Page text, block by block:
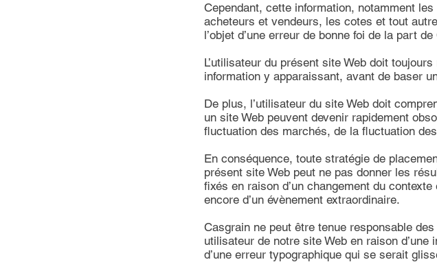
Cependant, cette information, notamment
acheteurs et vendeurs, les cotes et tout
l’objet d’une erreur de bonne foi de la part
L’utilisateur du présent site Web doit
information y apparaissant, avant de baser
De plus, l’utilisateur du site Web doit
un site Web peuvent devenir rapidement
fluctuation des marchés, de la fluctuation
En conséquence, toute stratégie de
présent site Web peut ne pas donner les
fixés en raison d’un changement du
encore d’un évènement extraordinaire.
Casgrain ne peut être tenue responsable
utilisateur de notre site Web en raison
d’une erreur typographique qui se serait